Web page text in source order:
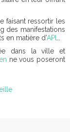
faisant ressortir les
des manifestations
en matière d’APL
dans la ville et
ne vous poseront